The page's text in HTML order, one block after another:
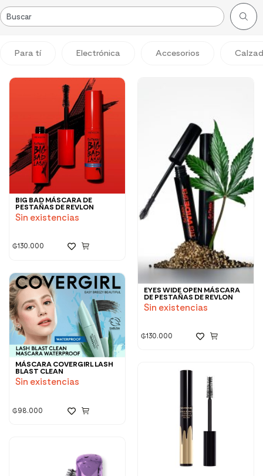
Para tí Electrónica Accesorios
BIG BAD MÁSCARA DE
PESTAÑAS DE REVLON
Sin existencias
₲130.000
EYES WIDE OPEN MÁSCARA
DE PESTAÑAS DE REVLON
Sin existencias
₲130.000
MÁSCARA COVERGIRL LASH
BLAST CLEAN
Sin existencias
₲98.000